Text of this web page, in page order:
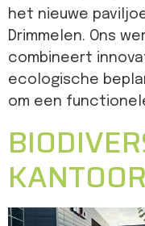
het nieuwe
Drimmelen. Ons
combineert
ecologische
om een